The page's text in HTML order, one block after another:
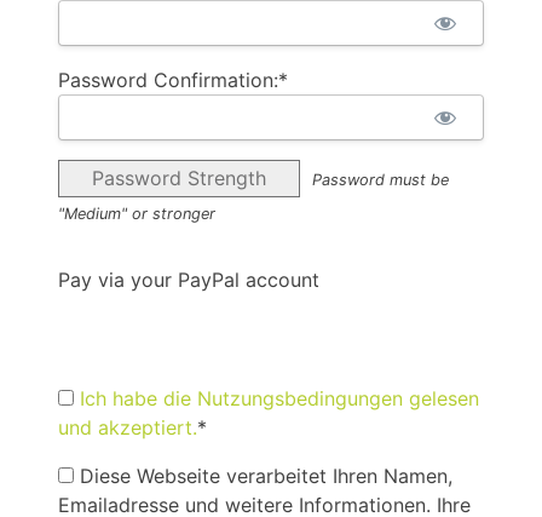
Password Confirmation:*
Password Strength
Password must be
"Medium" or stronger
Pay via your PayPal account
Ich habe die Nutzungsbedingungen gelesen
und akzeptiert.*
Diese Webseite verarbeitet Ihren Namen,
Emailadresse und weitere Informationen. Ihre